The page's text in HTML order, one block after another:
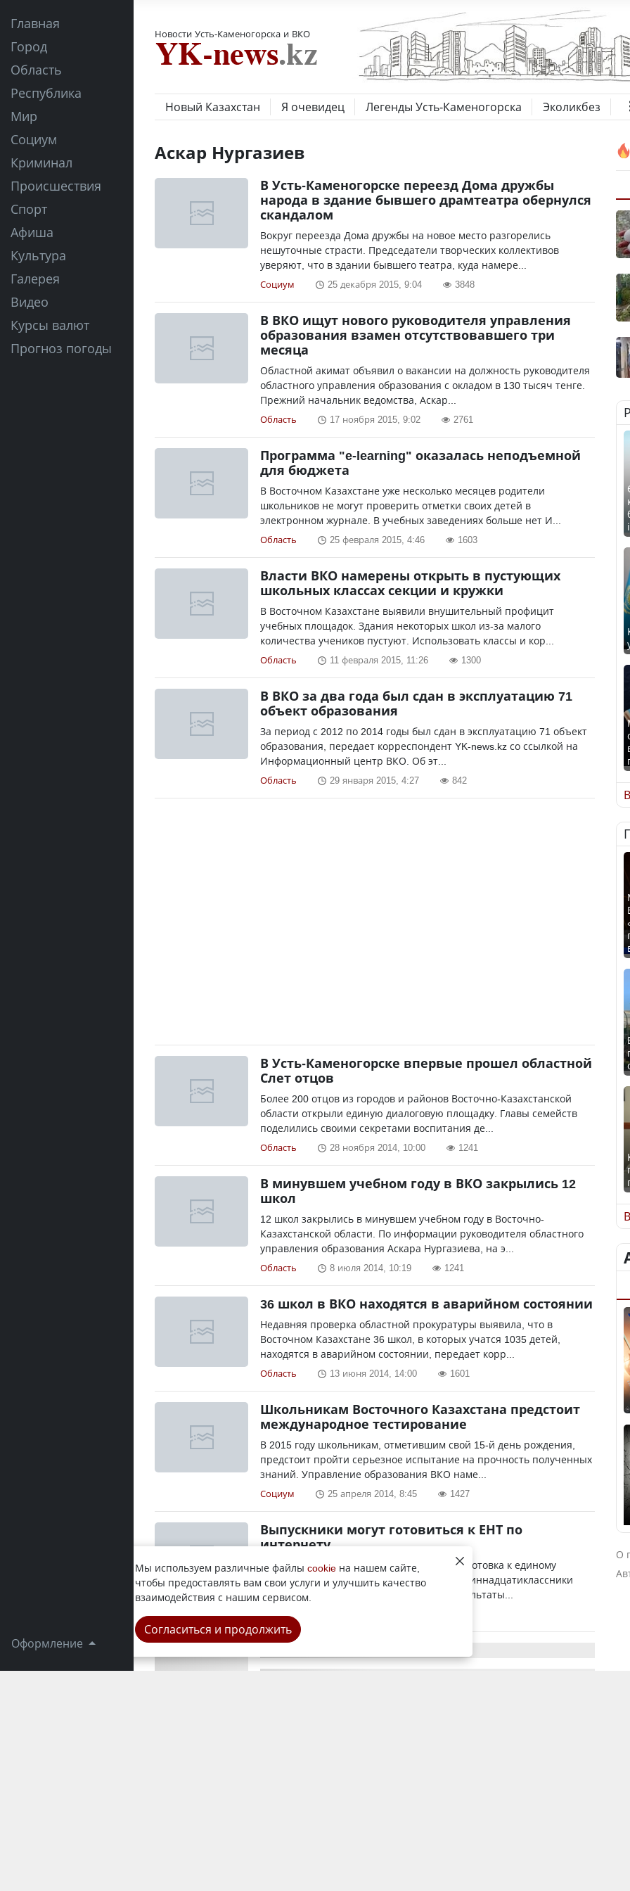
Главная
Город
Область
Республика
Мир
Социум
Криминал
Происшествия
Спорт
Афиша
Культура
Галерея
Видео
Курсы валют
Прогноз погоды
Оформление
Новости Усть-Каменогорска и ВКО
Новый Казахстан Я очевидец Легенды Усть-Каменогорска Эколикбез
Аскар Нургазиев
В Усть-Каменогорске переезд Дома дружбы
народа в здание бывшего драмтеатра обернулся
скандалом
Вокруг переезда Дома дружбы на новое место разгорелись
нешуточные страсти. Председатели творческих коллективов
уверяют, что в здании бывшего театра, куда намере...
Социум 25 декабря 2015, 9:04 3848
В ВКО ищут нового руководителя управления
образования взамен отсутствовавшего три
месяца
Областной акимат объявил о вакансии на должность руководителя
областного управления образования с окладом в 130 тысяч тенге.
Прежний начальник ведомства, Аскар...
Область 17 ноября 2015, 9:02 2761
Программа "e-learning" оказалась неподъемной
для бюджета
В Восточном Казахстане уже несколько месяцев родители
школьников не могут проверить отметки своих детей в
электронном журнале. В учебных заведениях больше нет И...
Область 25 февраля 2015, 4:46 1603
Власти ВКО намерены открыть в пустующих
школьных классах секции и кружки
В Восточном Казахстане выявили внушительный профицит
учебных площадок. Здания некоторых школ из-за малого
количества учеников пустуют. Использовать классы и кор...
Область 11 февраля 2015, 11:26 1300
В ВКО за два года был сдан в эксплуатацию 71
объект образования
За период с 2012 по 2014 годы был сдан в эксплуатацию 71 объект
образования, передает корреспондент YK-news.kz со ссылкой на
Информационный центр ВКО. Об эт...
Область 29 января 2015, 4:27 842
В Усть-Каменогорске впервые прошел областной
Слет отцов
Более 200 отцов из городов и районов Восточно-Казахстанской
области открыли единую диалоговую площадку. Главы семейств
поделились своими секретами воспитания де...
Область 28 ноября 2014, 10:00 1241
В минувшем учебном году в ВКО закрылись 12
школ
12 школ закрылись в минувшем учебном году в Восточно-
Казахстанской области. По информации руководителя областного
управления образования Аскара Нургазиева, на э...
Область 8 июля 2014, 10:19 1241
36 школ в ВКО находятся в аварийном состоянии
Недавняя проверка областной прокуратуры выявила, что в
Восточном Казахстане 36 школ, в которых учатся 1035 детей,
находятся в аварийном состоянии, передает корр...
Область 13 июня 2014, 14:00 1601
Школьникам Восточного Казахстана предстоит
международное тестирование
В 2015 году школьникам, отметившим свой 15-й день рождения,
предстоит пройти серьезное испытание на прочность полученных
знаний. Управление образования ВКО наме...
Социум 25 апреля 2014, 8:45 1427
Выпускники могут готовиться к ЕНТ по
интернету
В Восточном Казахстане активно идет подготовка к единому
национальному тестированию. В марте одиннадцатиклассники
сдали очередной пробный экзамен, и результаты...
Область
О
Мы используем различные файлы cookie на нашем сайте,
чтобы предоставлять вам свои услуги и улучшить качество
взаимодействия с нашим сервисом.
Согласиться и продолжить